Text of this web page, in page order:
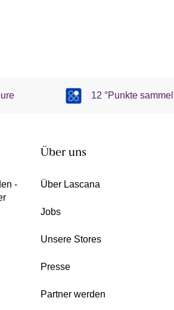
12 °Punkte
-
Über uns
Über Lascana
Jobs
Unsere Stores
Presse
Partner werden